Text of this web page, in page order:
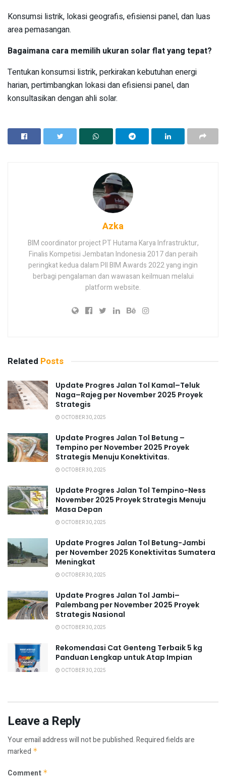
Konsumsi listrik, lokasi geografis, efisiensi panel, dan luas
area pemasangan.
Bagaimana cara memilih ukuran solar flat yang tepat?
Tentukan konsumsi listrik, perkirakan kebutuhan energi
harian, pertimbangkan lokasi dan efisiensi panel, dan
konsultasikan dengan ahli solar.
Azka
BIM coordinator project PT Hutama Karya Infrastruktur,
Finalis Kompetisi Jembatan Indonesia 2017 dan peraih
peringkat kedua dalam PII BIM Awards 2022 yang ingin
berbagi pengalaman dan wawasan keilmuan melalui
platform website.
Related Posts
Update Progres Jalan Tol Kamal–Teluk
Naga–Rajeg per November 2025 Proyek
Strategis
OCTOBER 30, 2025
Update Progres Jalan Tol Betung –
Tempino per November 2025 Proyek
Strategis Menuju Konektivitas.
OCTOBER 30, 2025
Update Progres Jalan Tol Tempino-Ness
November 2025 Proyek Strategis Menuju
Masa Depan
OCTOBER 30, 2025
Update Progres Jalan Tol Betung-Jambi
per November 2025 Konektivitas Sumatera
Meningkat
OCTOBER 30, 2025
Update Progres Jalan Tol Jambi–
Palembang per November 2025 Proyek
Strategis Nasional
OCTOBER 30, 2025
Rekomendasi Cat Genteng Terbaik 5 kg
Panduan Lengkap untuk Atap Impian
OCTOBER 30, 2025
Leave a Reply
Your email address will not be published.Required fields are
marked *
Comment *